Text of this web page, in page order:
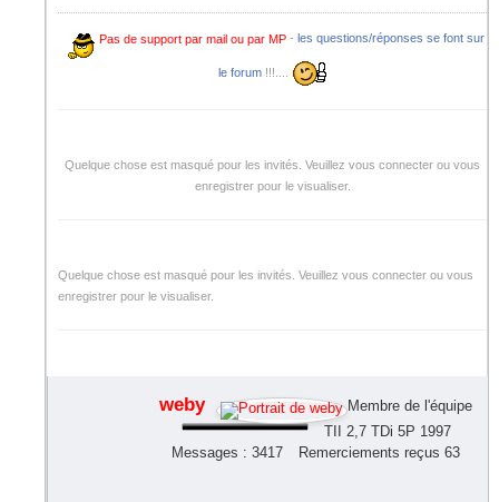
Pas de support par mail ou par MP- les questions/réponses se font sur
le forum!!!....
Quelque chose est masqué pour les invités. Veuillez vous connecter ou vous
enregistrer pour le visualiser.
Quelque chose est masqué pour les invités. Veuillez vous connecter ou vous
enregistrer pour le visualiser.
weby
Membre de l'équipe
TII 2,7 TDi 5P 1997
Messages : 3417
Remerciements reçus 63